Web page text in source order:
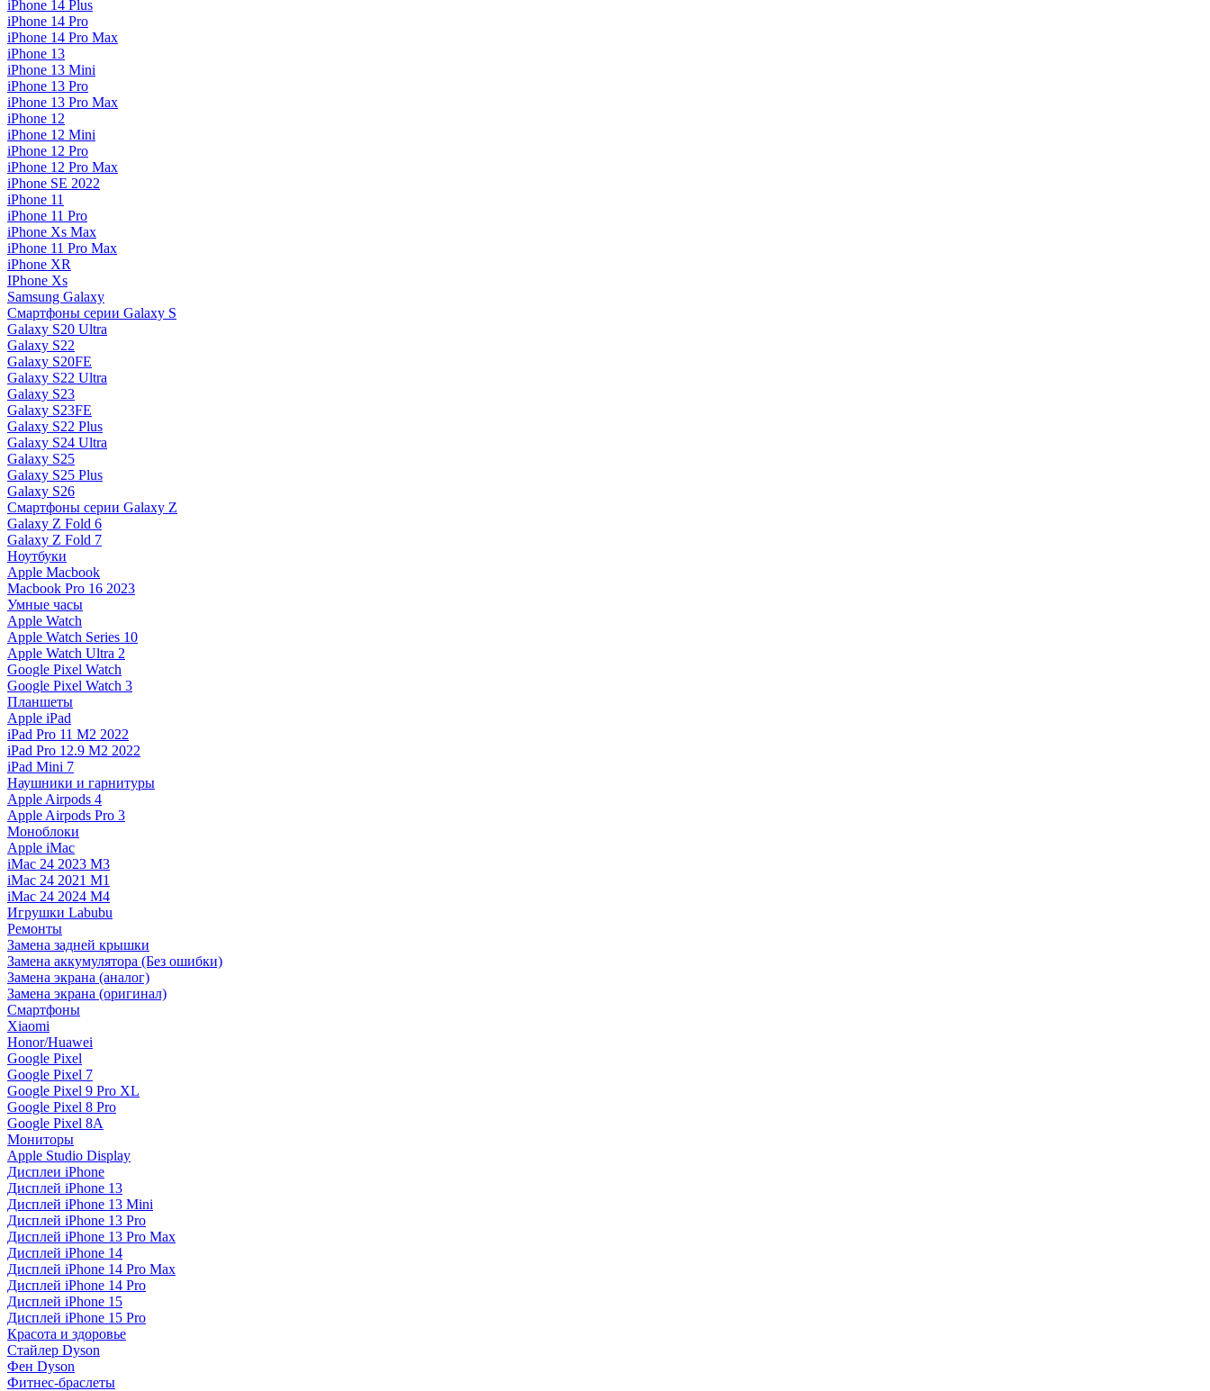
iPhone 14 Plus
iPhone 14 Pro
iPhone 14 Pro Max
iPhone 13
iPhone 13 Mini
iPhone 13 Pro
iPhone 13 Pro Max
iPhone 12
iPhone 12 Mini
iPhone 12 Pro
iPhone 12 Pro Max
iPhone SE 2022
iPhone 11
iPhone 11 Pro
iPhone Xs Max
iPhone 11 Pro Max
iPhone XR
IPhone Xs
Samsung Galaxy
Смартфоны серии Galaxy S
Galaxy S20 Ultra
Galaxy S22
Galaxy S20FE
Galaxy S22 Ultra
Galaxy S23
Galaxy S23FE
Galaxy S22 Plus
Galaxy S24 Ultra
Galaxy S25
Galaxy S25 Plus
Galaxy S26
Смартфоны серии Galaxy Z
Galaxy Z Fold 6
Galaxy Z Fold 7
Ноутбуки
Apple Macbook
Macbook Pro 16 2023
Умные часы
Apple Watch
Apple Watch Series 10
Apple Watch Ultra 2
Google Pixel Watch
Google Pixel Watch 3
Планшеты
Apple iPad
iPad Pro 11 M2 2022
iPad Pro 12.9 M2 2022
iPad Mini 7
Наушники и гарнитуры
Apple Airpods 4
Apple Airpods Pro 3
Моноблоки
Apple iMac
iMac 24 2023 M3
iMac 24 2021 M1
iMac 24 2024 M4
Игрушки Labubu
Ремонты
Замена задней крышки
Замена аккумулятора (Без ошибки)
Замена экрана (аналог)
Замена экрана (оригинал)
Смартфоны
Xiaomi
Honor/Huawei
Google Pixel
Google Pixel 7
Google Pixel 9 Pro XL
Google Pixel 8 Pro
Google Pixel 8A
Мониторы
Apple Studio Display
Дисплеи iPhone
Дисплей iPhone 13
Дисплей iPhone 13 Mini
Дисплей iPhone 13 Pro
Дисплей iPhone 13 Pro Max
Дисплей iPhone 14
Дисплей iPhone 14 Pro Max
Дисплей iPhone 14 Pro
Дисплей iPhone 15
Дисплей iPhone 15 Pro
Красота и здоровье
Стайлер Dyson
Фен Dyson
Фитнес-браслеты